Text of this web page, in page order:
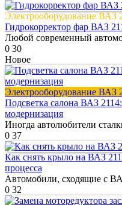
Электрооборудование ВАЗ
Гидрокорректор фар ВАЗ
Любой современный
0 30
Новое
Электрооборудование ВАЗ
Подсветка салона ВАЗ
модернизация
Иногда автолюбители
0 37
Как снять крыло на ВАЗ
процесса
Автомобили, сходящие с
0 32